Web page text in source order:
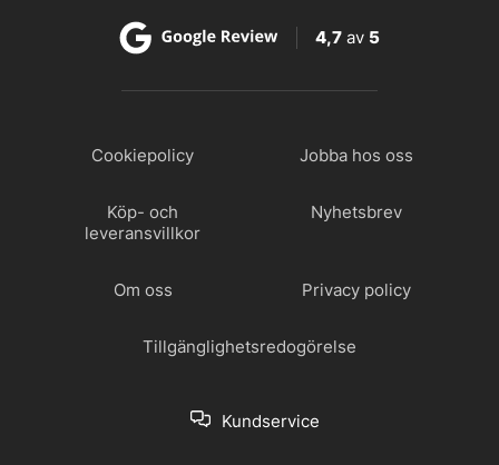
4,7 av 5
Cookiepolicy Jobba hos oss
Köp- och
leveransvillkor
Nyhetsbrev
Om oss Privacy policy
Tillgänglighetsredogörelse
Kundservice